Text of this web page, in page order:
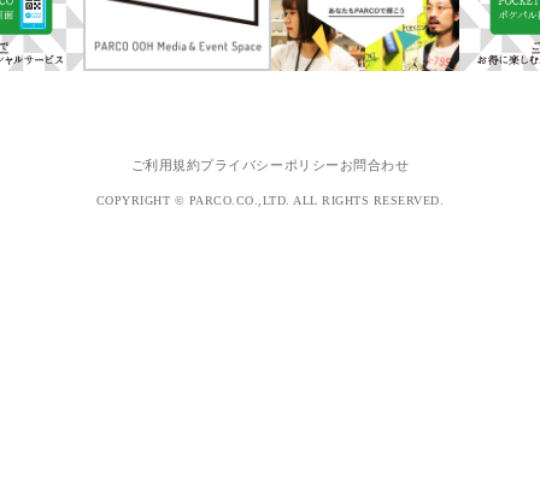
ご利用規約プライバシーポリシー お問合わせ
COPYRIGHT © PARCO.CO.,LTD. ALL RIGHTS RESERVED.